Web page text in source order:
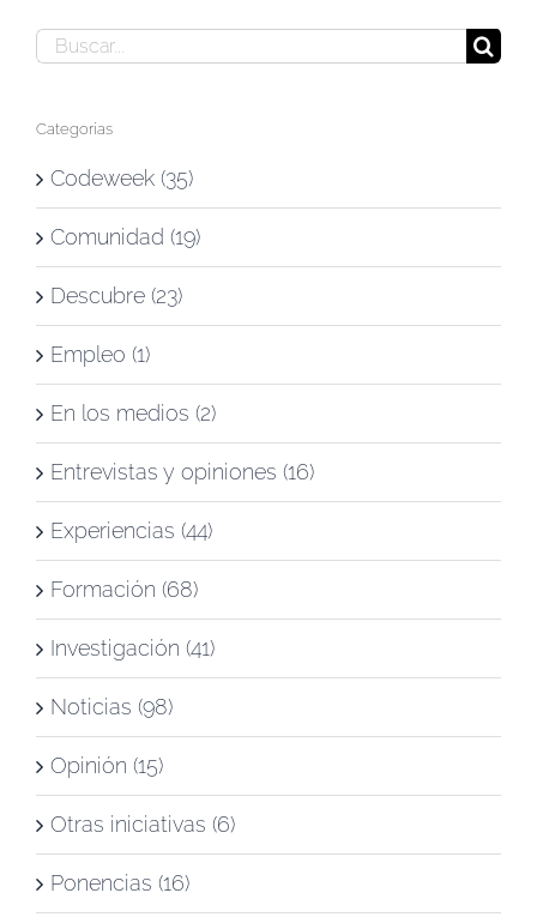
Buscar:
Categorías
Codeweek (35)
Comunidad (19)
Descubre (23)
Empleo (1)
En los medios (2)
Entrevistas y opiniones (16)
Experiencias (44)
Formación (68)
Investigación (41)
Noticias (98)
Opinión (15)
Otras iniciativas (6)
Ponencias (16)